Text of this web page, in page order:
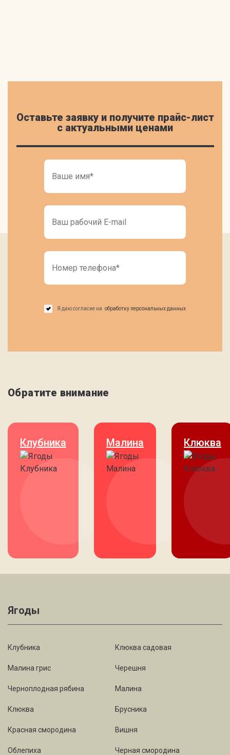
Оставьте заявку и получите прайс-лист
c актуальными ценами
Я даю согласие на обработку персональных данных
Обратите внимание
Клубника Малина Клюква
Ягоды
Клубника Клюква садовая
Малина грис Черешня
Черноплодная рябина Малина
Клюква Брусника
Красная смородина Вишня
Облепиха Черная смородина